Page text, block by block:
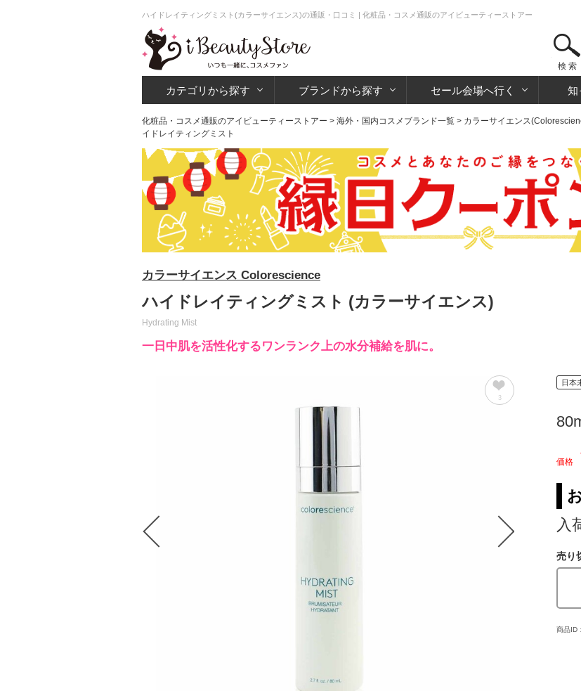
ハイドレイティングミスト(カラーサイエンス)の通販・口コミ | 化粧品・コスメ通販のアイビューティーストアー
検 索
カテゴリから探す ブランドから探す セール会場へ行く 知
化粧品・コスメ通販のアイビューティーストアー > 海外・国内コスメブランド一覧 > カラーサイエンス
イドレイティングミスト
カラーサイエンス Colorescience
ハイドレイティングミスト (カラーサイエンス)
Hydrating Mist
一日中肌を活性化するワンランク上の水分補給を肌に。
3
日本
価格
入
売り
商品ID